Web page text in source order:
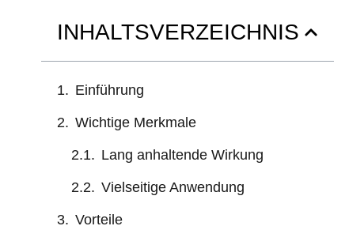
INHALTSVERZEICHNIS
Einführung
Wichtige Merkmale
Lang anhaltende Wirkung
Vielseitige Anwendung
Vorteile